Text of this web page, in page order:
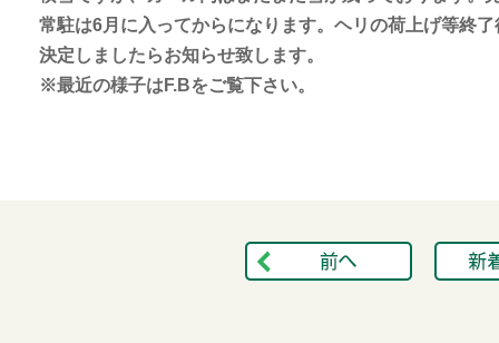
常駐は6月に入ってからになります。ヘリの荷上げ等終
決定しましたらお知らせ致します。
※最近の様子はF.Bをご覧下さい。